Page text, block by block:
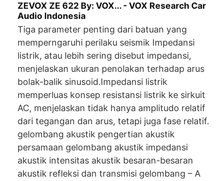
ZEVOX ZE 622 By: VOX... - VOX Research Car
Audio Indonesia
Tiga parameter penting dari batuan yang
memperngaruhi perilaku seismik Impedansi
listrik, atau lebih sering disebut impedansi,
menjelaskan ukuran penolakan terhadap arus
bolak-balik sinusoid.Impedansi listrik
memperluas konsep resistansi listrik ke sirkuit
AC, menjelaskan tidak hanya amplitudo relatif
dari tegangan dan arus, tetapi juga fase relatif.
gelombang akustik pengertian akustik
persamaan gelombang akustik impedansi
akustik intensitas akustik besaran-besaran
akustik refleksi dan transmisi gelombang – A